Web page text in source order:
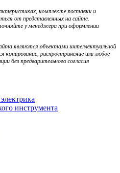
комплекте поставки и
от представленных на сайте.
у менеджера при оформлении
являются объектами интеллектуальной
копирование, распространение или любое
без предварительного согласия
инструмента